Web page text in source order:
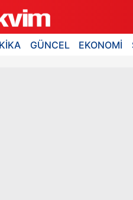
GÜNCEL EKONOMİ